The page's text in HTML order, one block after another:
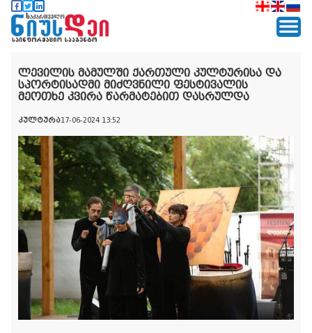
ლევილის მამულში ქართული კულტურისა და
სპორტისადმი მიძღვნილი ფესტივალის
მეოთხე კვირა წარმატებით დასრულდა
კულტურა17-06-2024 13:52